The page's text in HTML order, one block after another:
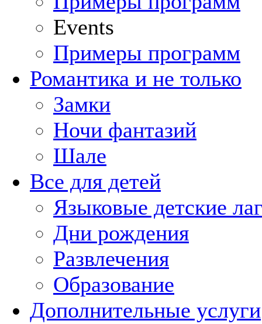
Events
Примеры программ
Романтика и не только
Замки
Ночи фантазий
Шале
Все для детей
Языковые детские
Дни рождения
Развлечения
Образование
Дополнительные услуги